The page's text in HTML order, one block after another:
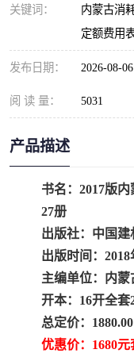
关键词：
内蒙古消
定额费用
发布日期： 2026-08-06
阅 读 量： 5031
产品描述
书名：2017版
27册
出版社：中国
出版时间：2018
主编单位：内
开本：16开全套
总定价：1880.00
优惠价：1680元
黄金矿山工程预算
冶金工业建设工程
额
电子工程概预算定
疏浚工程预算定额
吉林建设工程计价
福建建设工程预算
辽宁省工程计价定
江西省建筑工程预